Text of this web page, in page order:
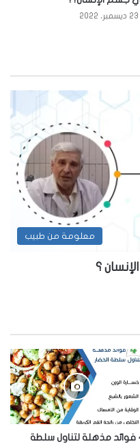
23 ديسمبر، 2022
معلومة من طبيب
؟
4 فوائد مذهلة لتناول سلطة